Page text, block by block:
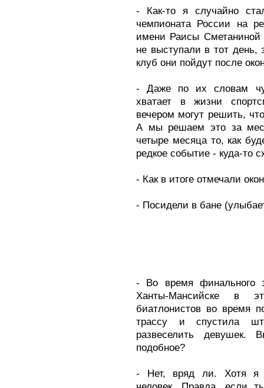
- Как-то я случайно
чемпионата России на
имени Раисы Сметаниной
не выступали в тот день,
клуб они пойдут после
- Даже по их словам
хватает в жизни
вечером могут решить,
А мы решаем это за
четыре месяца то, как
редкое событие - куда-то
- Как в итоге отмечали
- Посидели в бане
- Во время финального
Ханты-Мансийске в
биатлонистов во время
трассу и спустила
развеселить девушек.
подобное?
- Нет, вряд ли. Хотя я